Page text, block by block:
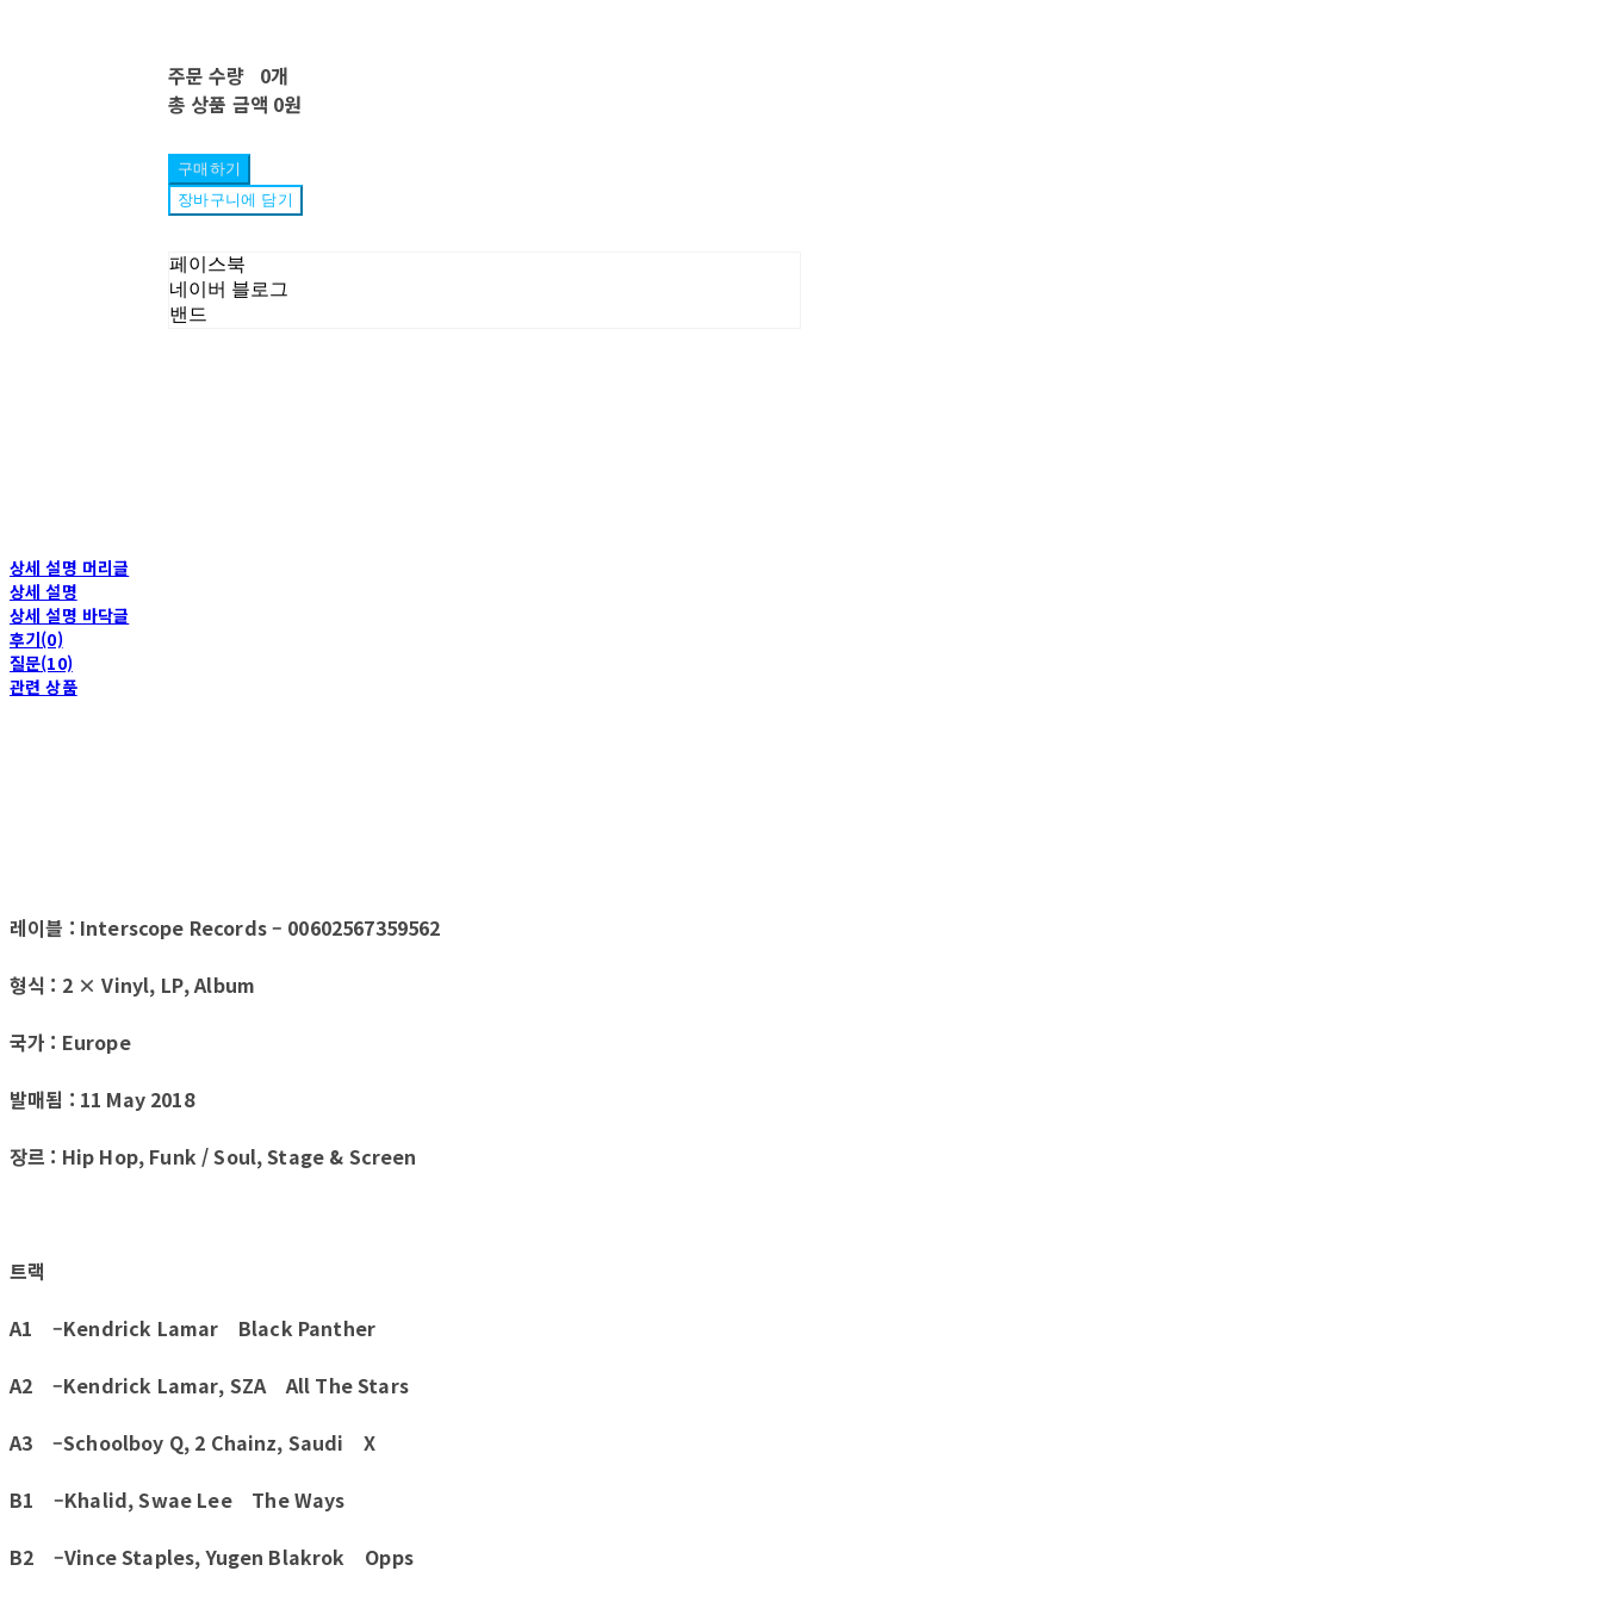
주문 수량 0개
총 상품 금액 0원
구매하기
장바구니에 담기
페이스북
네이버 블로그
밴드
상세 설명 머리글
상세 설명
상세 설명 바닥글
후기(0)
질문(10)
관련 상품
레이블 : Interscope Records ‎– 00602567359562
형식 : 2 × Vinyl, LP, Album
국가 : Europe
발매됨 : 11 May 2018
장르 : Hip Hop, Funk / Soul, Stage & Screen
트랙
A1 –Kendrick Lamar Black Panther
A2 –Kendrick Lamar, SZA All The Stars
A3 –Schoolboy Q, 2 Chainz, Saudi X
B1 –Khalid, Swae Lee The Ways
B2 –Vince Staples, Yugen Blakrok Opps